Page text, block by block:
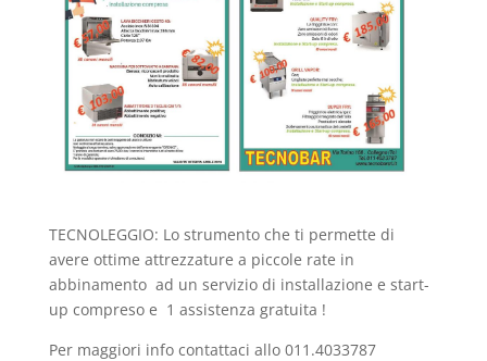
TECNOLEGGIO: Lo strumento che ti permette di
avere ottime attrezzature a piccole rate in
abbinamento ad un servizio di installazione e start-
up compreso e 1 assistenza gratuita !
Per maggiori info contattaci allo 011.4033787